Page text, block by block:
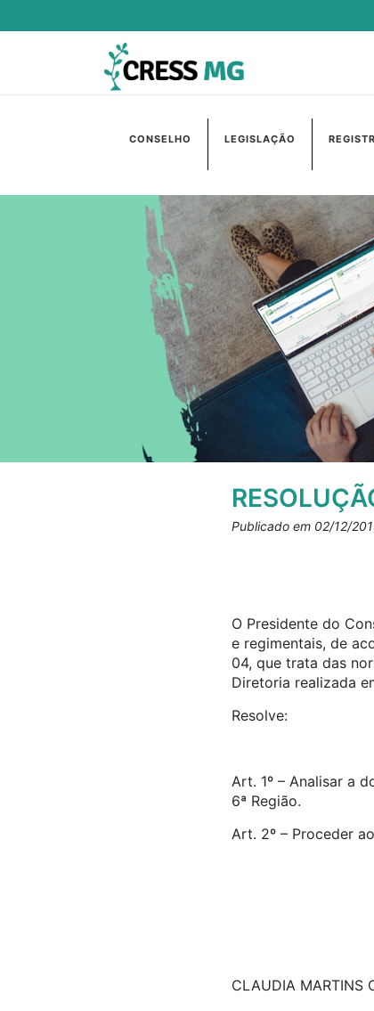
CONSELHO LEGISLAÇÃO
Publicado em 02/12/
O Presidente do
e regimentais, de
04, que trata das
Diretoria realizada
Resolve:
Art. 1º – Analisar a
6ª Região.
Art. 2º – Proceder
CLAUDIA MARTINS